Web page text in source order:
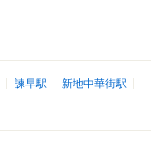
諫早駅
新地中華街駅